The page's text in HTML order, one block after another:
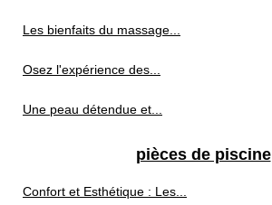
Les bienfaits du massage...
Osez l'expérience des...
Une peau détendue et...
pièces de piscine
Confort et Esthétique : Les...